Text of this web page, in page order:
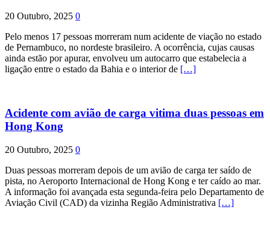
20 Outubro, 2025 0
Pelo menos 17 pessoas morreram num acidente de viação no estado
de Pernambuco, no nordeste brasileiro. A ocorrência, cujas causas
ainda estão por apurar, envolveu um autocarro que estabelecia a
ligação entre o estado da Bahia e o interior de […]
Acidente com avião de carga vitima duas pessoas em
Hong Kong
20 Outubro, 2025 0
Duas pessoas morreram depois de um avião de carga ter saído de
pista, no Aeroporto Internacional de Hong Kong e ter caído ao mar.
A informação foi avançada esta segunda-feira pelo Departamento de
Aviação Civil (CAD) da vizinha Região Administrativa […]